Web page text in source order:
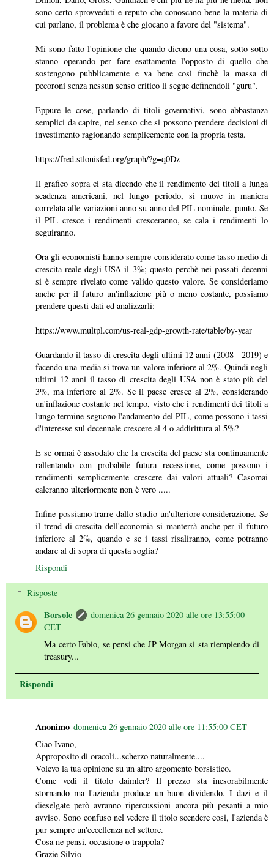
sono certo sprovveduti e reputo che conoscano bene la materia di
cui parlano, il problema è che giocano a favore del "sistema".
Mi sono fatto l'opinione che quando dicono una cosa, sotto sotto
stanno operando per fare esattamente l'opposto di quello che
sostengono pubblicamente e va bene così finchè la massa di
pecoroni senza nessun senso critico li segue definendoli "guru".
Eppure le cose, parlando di titoli governativi, sono abbastanza
semplici da capire, nel senso che si possono prendere decisioni di
investimento ragionando semplicemente con la propria testa.
https://fred.stlouisfed.org/graph/?g=q0Dz
Il grafico sopra ci sta dicendo che il rendimento dei titoli a lunga
scadenza americani, nel lungo periodo, si muove in maniera
correlata alle variazioni anno su anno del PIL nominale, punto. Se
il PIL cresce i rendimenti cresceranno, se cala i rendimenti lo
seguiranno.
Ora gli economisti hanno sempre considerato come tasso medio di
crescita reale degli USA il 3%; questo perchè nei passati decenni
si è sempre rivelato come valido questo valore. Se consideriamo
anche per il futuro un'inflazione più o meno costante, possiamo
prendere questi dati ed analizzarli:
https://www.multpl.com/us-real-gdp-growth-rate/table/by-year
Guardando il tasso di crescita degli ultimi 12 anni (2008 - 2019) e
facendo una media si trova un valore inferiore al 2%. Quindi negli
ultimi 12 anni il tasso di crescita degli USA non è stato più del
3%, ma inferiore al 2%. Se il paese cresce al 2%, considerando
un'inflazione costante nel tempo, visto che i rendimenti dei titoli a
lungo termine seguono l'andamento del PIL, come possono i tassi
d'interesse sul decennale crescere al 4 o addirittura al 5%?
E se ormai è assodato che la crescita del paese sta continuamente
rallentando con probabile futura recessione, come possono i
rendimenti semplicemente crescere dai valori attuali? Casomai
caleranno ulteriormente non è vero .....
Infine possiamo trarre dallo studio un'ulteriore considerazione. Se
il trend di crescita dell'economia si manterrà anche per il futuro
inferiore al 2%, quando e se i tassi risaliranno, come potranno
andare al di sopra di questa soglia?
Rispondi
Risposte
Borsole
domenica 26 gennaio 2020 alle ore 13:55:00
CET
Ma certo Fabio, se pensi che JP Morgan si sta riempiendo di
treasury...
Rispondi
Anonimo domenica 26 gennaio 2020 alle ore 11:55:00 CET
Ciao Ivano,
Approposito di oracoli...scherzo naturalmente....
Volevo la tua opinione su un altro argomento borsistico.
Come vedi il titolo daimler? Il prezzo sta inesorabilmente
stornando ma l'azienda produce un buon dividendo. I dazi e il
dieselgate però avranno ripercussioni ancora più pesanti a mio
avviso. Sono confuso nel vedere il titolo scendere cosi, l'azienda è
pur sempre un'eccellenza nel settore.
Cosa ne pensi, occasione o trappola?
Grazie Silvio